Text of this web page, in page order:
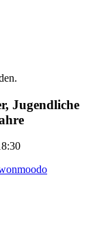
Jugendliche